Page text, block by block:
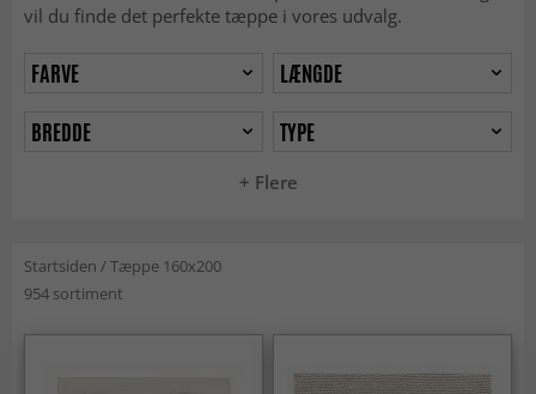
vil du finde det perfekte tæppe i vores udvalg.
+ Flere
FARVE
LÆNGDE
BREDDE
TYPE
Startsiden /Tæppe 160x200
954 sortiment